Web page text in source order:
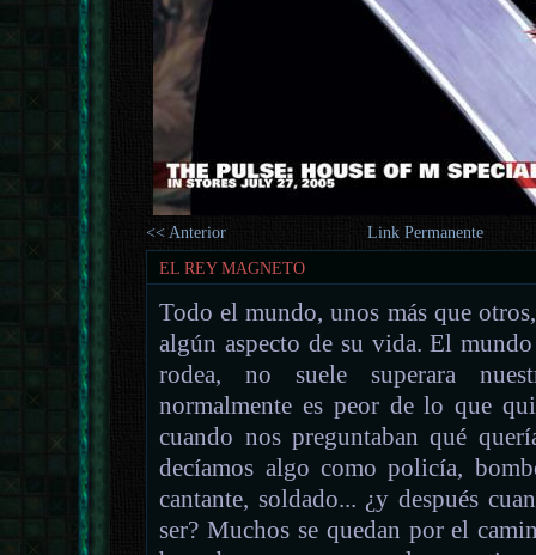
<< Anterior
Link Permanente
EL REY MAGNETO
Todo el mundo, unos más que
algún aspecto de su vida. El
rodea, no suele superara
normalmente es peor de lo que
cuando nos preguntaban qué
decíamos algo como policía,
cantante, soldado... ¿y después
ser? Muchos se quedan por el